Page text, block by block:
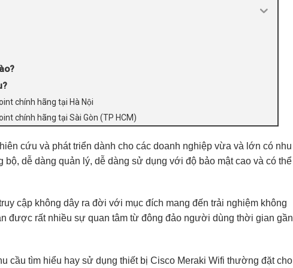
chính hãng tại Hà Nội
chính hãng tại Sài Gòn (TP HCM)
cứu và phát triển dành cho các doanh nghiệp vừa và lớn có nhu
bộ, dễ dàng quản lý, dễ dàng sử dụng với độ bảo mật cao và có thể
cập không dây ra đời với mục đích mang đến trải nghiệm không
được rất nhiều sự quan tâm từ đông đảo người dùng thời gian gần
cầu tìm hiểu hay sử dụng thiết bị Cisco Meraki Wifi thường đặt cho